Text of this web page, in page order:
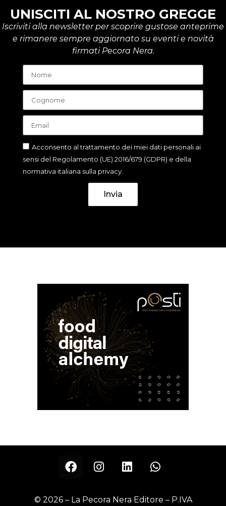
UNISCITI AL NOSTRO GREGGE
Iscriviti alla newsletter per scoprire gustose anteprime
e rimanere sempre aggiornato su eventi e novità
firmati Pecora Nera.
Acconsento al trattamento dei miei dati personali ai
sensi del Regolamento (UE) 2016/679 (GDPR) e della
normativa italiana sulla privacy.
Invia
© 2026 – La Pecora Nera Editore – P.IVA